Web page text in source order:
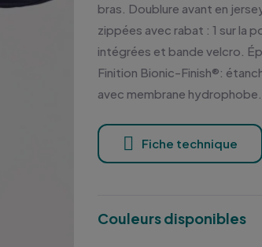
bras. Doublure avant en
zippées avec rabat : 1 sur la
intégrées et bande velcro.
Finition Bionic-Finish®:
avec membrane hydrophobe.
Fiche technique
Couleurs disponibles